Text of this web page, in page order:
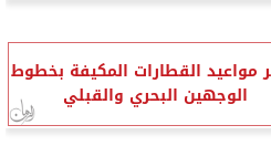
مواعيد القطارات المكيفة بخطوط
الوجهين البحري والقبلي